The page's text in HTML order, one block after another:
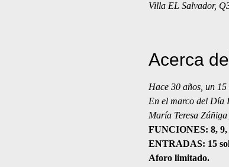
Villa EL Salvador,
Acerca
Hace 30 años, un
En el marco del Día
María Teresa
FUNCIONES: 8, 9,
ENTRADAS: 15
Aforo limitado.